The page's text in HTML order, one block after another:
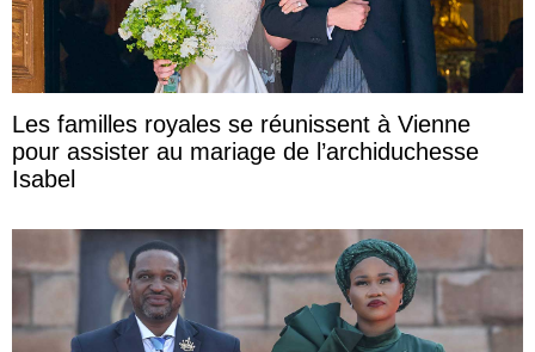
Les familles royales se réunissent à Vienne
pour assister au mariage de l’archiduchesse
Isabel